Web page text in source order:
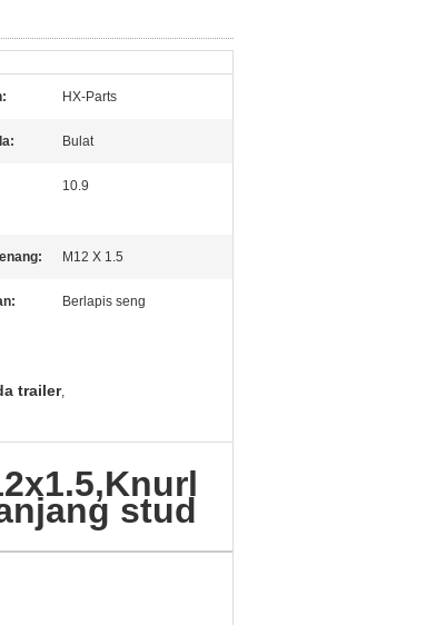
HX-Parts
Bulat
10.9
M12 X 1.5
Berlapis seng
trailer,
stud